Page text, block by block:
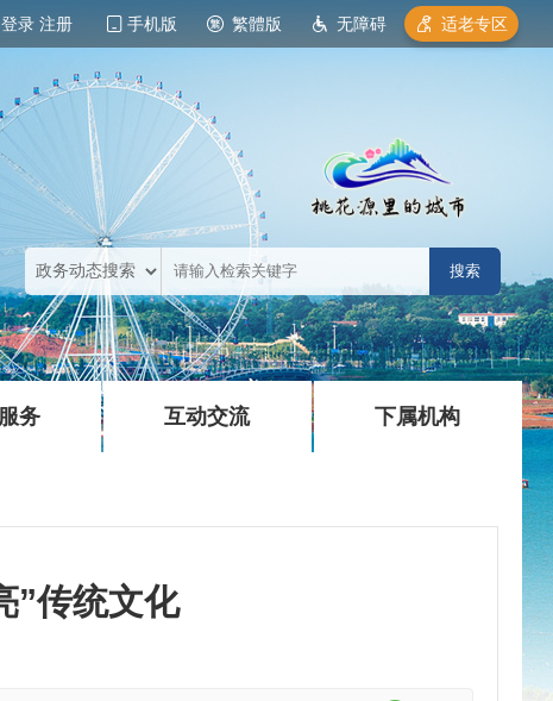
登录 注册 手机版 繁體版 无障碍 适老专区
务
|
互动交流
|
下属机构
”传统文化